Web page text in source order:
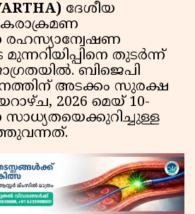
ദേശീയ
രഹസ്യാന്വേഷണ
തുടർന്ന്
ബിജെപി
അടക്കം സുരക്ഷ
2026 മെയ് 10-